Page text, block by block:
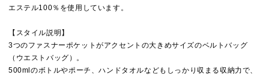
エステル100％を使用しています。
【スタイル説明】
3つのファスナーポケットがアクセントの大きめサイズのベルトバッグ
（ウエストバッグ）。
500mlのボトルやポーチ、ハンドタオルなどもしっかり収まる収納力で、